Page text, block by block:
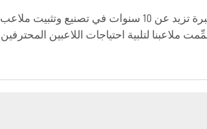
تتميَّز ملاعب البايدل من Luckinpadel بخبرتنا الفريدة، وتصميمها المبتكر، والتزامنا بالجودة. ومع خبرة تزيد عن 10 سنوات في تصنيع وتثبيت ملاعب
ملاعبنا لتلبية احتياجات اللاعبين المحترفين